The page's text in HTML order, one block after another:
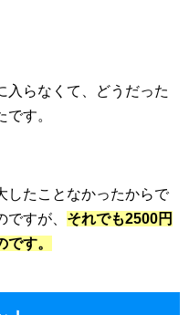
入らなくて、どうだった
す。
したことなかったからで
すが、 それでも2500円
す。